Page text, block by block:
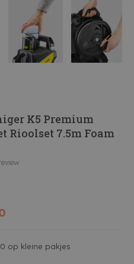
K5 Premium
Rioolset 7.5m Foam
op kleine pakjes